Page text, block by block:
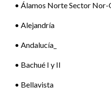
• Álamos Norte Sector
• Alejandría
• Andalucía_
• Bachué I y II
• Bellavista